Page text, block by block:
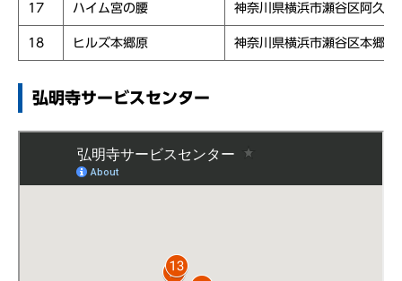
17 ハイム宮の腰 神奈川県横浜市瀬谷区阿久和
18 ヒルズ本郷原 神奈川県横浜市瀬谷区本郷２
弘明寺サービスセンター